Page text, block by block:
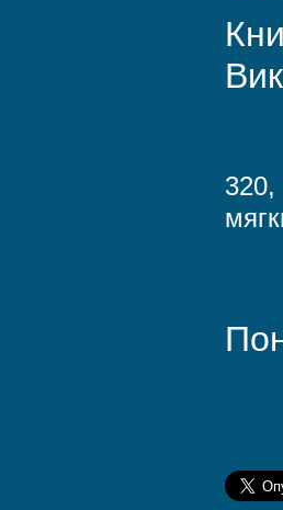
320,